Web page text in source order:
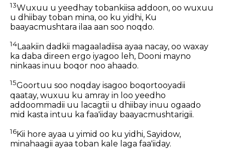
13Wuxuu u yeedhay tobankiisa addoon, oo wuxuu
u dhiibay toban mina, oo ku yidhi, Ku
baayacmushtara ilaa aan soo noqdo.
14Laakiin dadkii magaaladiisa ayaa nacay, oo waxay
ka daba direen ergo iyagoo leh, Dooni mayno
ninkaas inuu boqor noo ahaado.
15Goortuu soo noqday isagoo boqortooyadii
qaatay, wuxuu ku amray in loo yeedho
addoommadii uu lacagtii u dhiibay inuu ogaado
mid kasta intuu ka faa'iiday baayacmushtarigii.
16Kii hore ayaa u yimid oo ku yidhi, Sayidow,
minahaagii ayaa toban kale laga faa'iiday.